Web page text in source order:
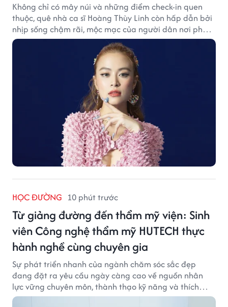
Không chỉ có mây núi và những điểm check-in quen
thuộc, quê nhà ca sĩ Hoàng Thùy Linh còn hấp dẫn bởi
nhịp sống chậm rãi, mộc mạc của người dân nơi phố
núi.
HỌC ĐƯỜNG 10 phút trước
Từ giảng đường đến thẩm mỹ viện: Sinh
viên Công nghệ thẩm mỹ HUTECH thực
hành nghề cùng chuyên gia
Sự phát triển nhanh của ngành chăm sóc sắc đẹp
đang đặt ra yêu cầu ngày càng cao về nguồn nhân
lực vững chuyên môn, thành thạo kỹ năng và thích
ứng với công nghệ hiện đại.